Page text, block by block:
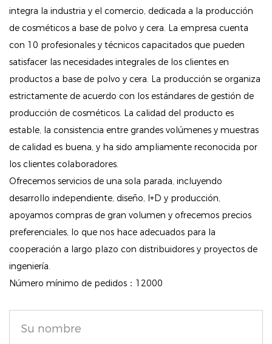
Fórmula cremosa para contorno: la textura a base de
crema permite una fácil mezcla y control, lo que la
entusiastas del maquillaje. Puede resaltar y
contornear sin esfuerzo según sus rasgos faciales,
realzando su belleza natural sin parecer exagerado.
Duradera y resistente al agua: formulada para brindar
durabilidad, esta paleta de correctores resiste la
decoloración y las manchas, lo que garantiza que su
maquillaje permanezca intacto durante todo el día.
Ya sea que enfrente calor o humedad, esta paleta
Ingredientes respetuosos con la piel: Enriquecida con
humectantes especiales, esta paleta nutre y protege
la piel. Minimiza la apariencia de los poros sin
para los tipos de piel más sensibles.
integra la industria y el comercio, dedicada a la producción
de cosméticos a base de polvo y cera. La empresa cuenta
con 10 profesionales y técnicos capacitados que pueden
satisfacer las necesidades integrales de los clientes en
productos a base de polvo y cera. La producción se organiza
estrictamente de acuerdo con los estándares de gestión de
producción de cosméticos. La calidad del producto es
estable, la consistencia entre grandes volúmenes y muestras
de calidad es buena, y ha sido ampliamente reconocida por
los clientes colaboradores.
Ofrecemos servicios de una sola parada, incluyendo
desarrollo independiente, diseño, I+D y producción,
apoyamos compras de gran volumen y ofrecemos precios
preferenciales, lo que nos hace adecuados para la
cooperación a largo plazo con distribuidores y proyectos de
ingeniería.
Número mínimo de pedidos：12000